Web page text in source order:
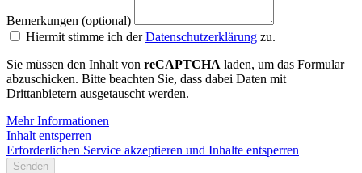
Bemerkungen (optional)
Hiermit stimme ich derDatenschutzerklärung zu.
Sie müssen den Inhalt von reCAPTCHA laden, um das Formular
abzuschicken. Bitte beachten Sie, dass dabei Daten mit
Drittanbietern ausgetauscht werden.
Mehr Informationen
Inhalt entsperren
Erforderlichen Service akzeptieren und Inhalte entsperren
Senden